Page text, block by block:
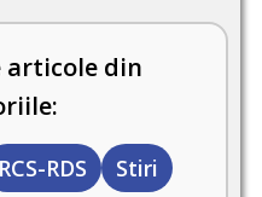
articole din
RCS-RDS Stiri